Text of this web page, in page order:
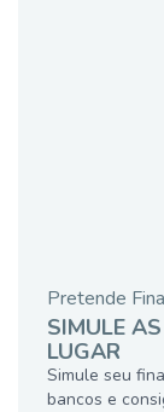
Pretende
SIMULE
LUGAR
Simule seu
bancos e